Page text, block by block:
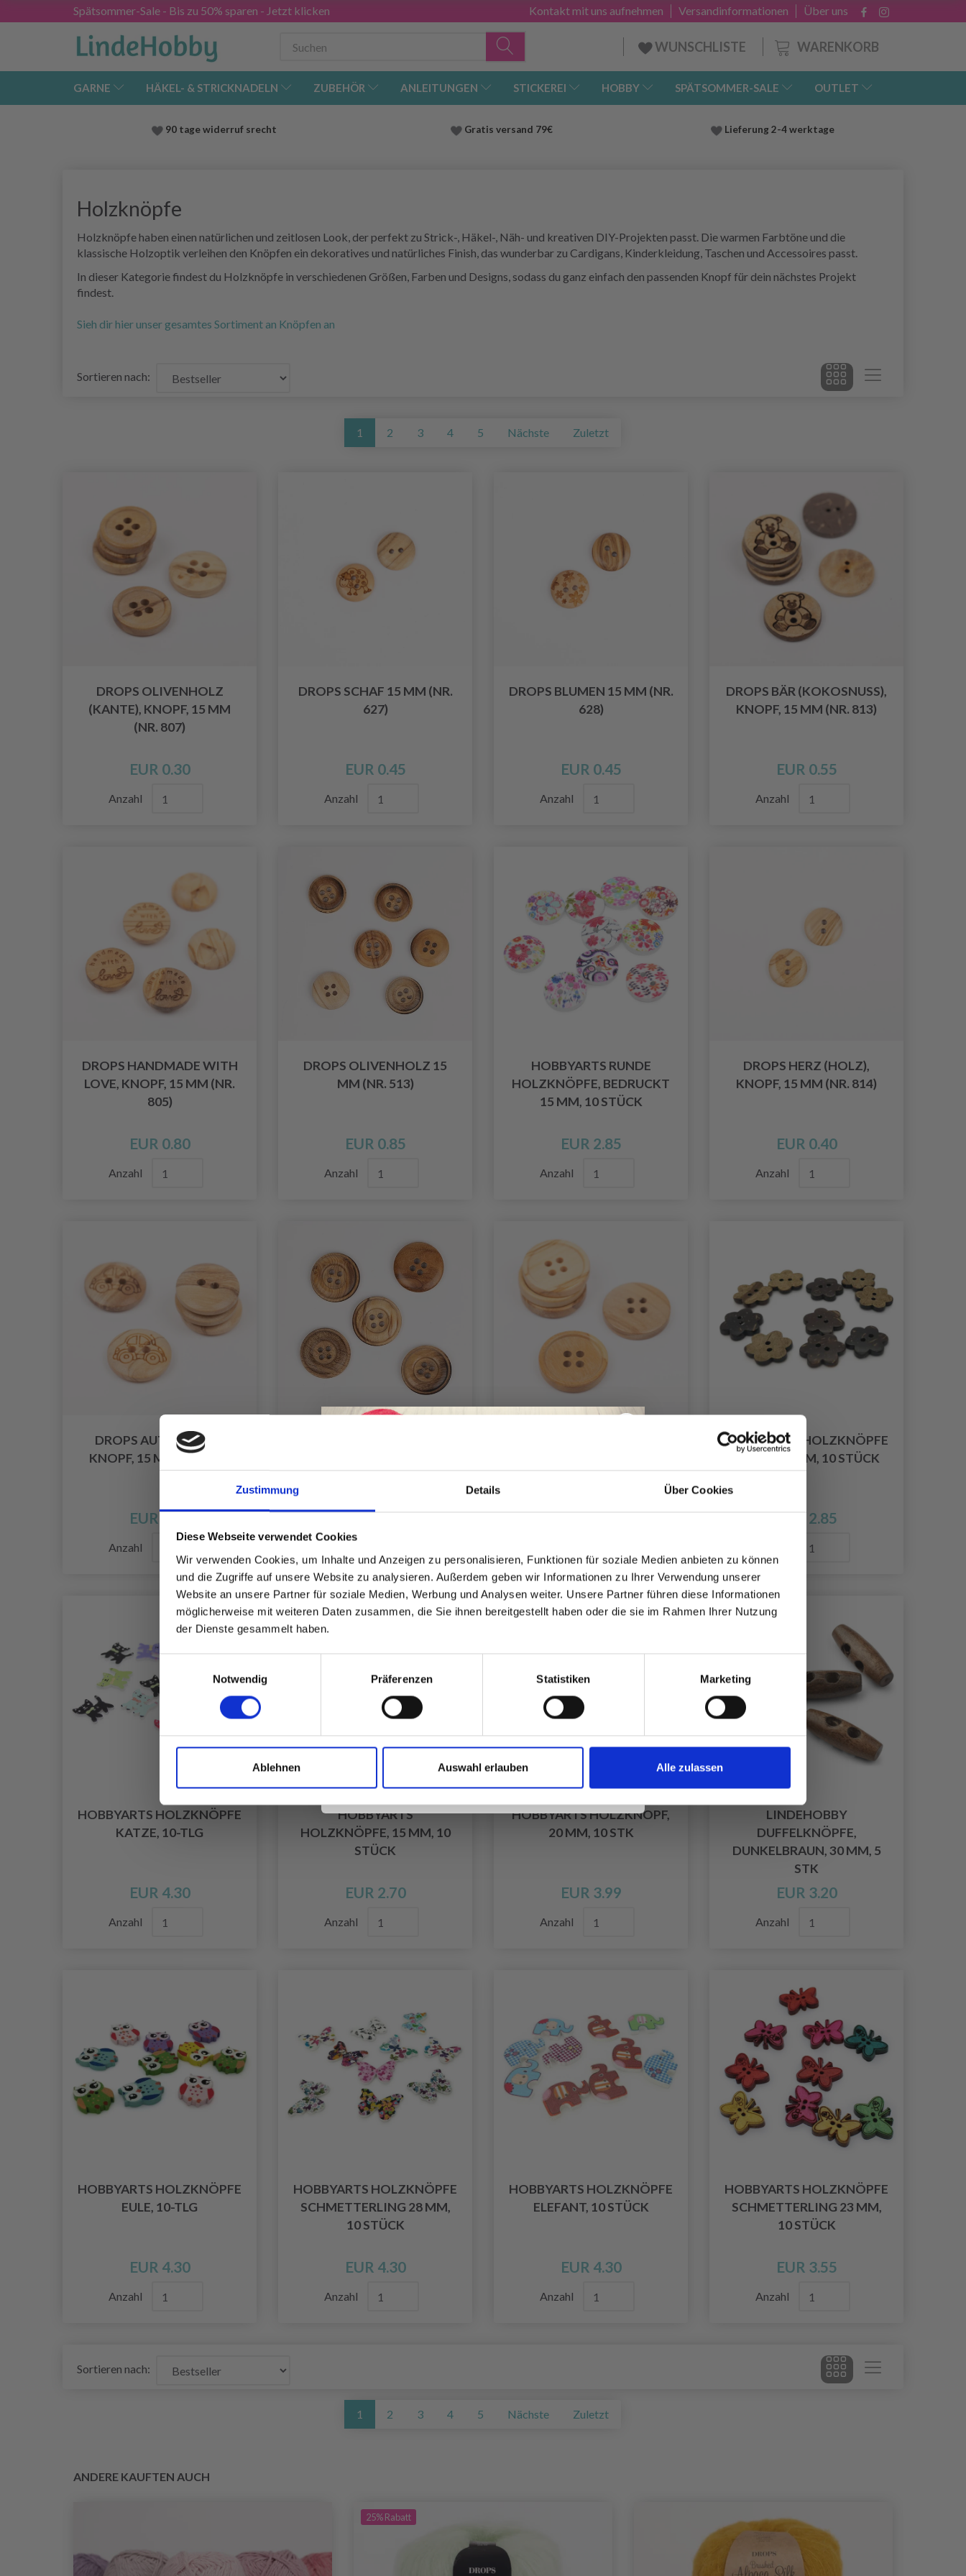
Zustimmung Details Über Cookies
Diese Webseite verwendet Cookies
Wir verwenden Cookies, um Inhalte und Anzeigen zu personalisieren, Funktionen für soziale Medien anbieten zu können
und die Zugriffe auf unsere Website zu analysieren. Außerdem geben wir Informationen zu Ihrer Verwendung unserer
Website an unsere Partner für soziale Medien, Werbung und Analysen weiter. Unsere Partner führen diese Informationen
möglicherweise mit weiteren Daten zusammen, die Sie ihnen bereitgestellt haben oder die sie im Rahmen Ihrer Nutzung
der Dienste gesammelt haben.
Notwendig
Präferenzen Statistiken Marketing
Ablehnen Auswahl erlauben Alle zulassen
Spätsommer-Sale - Bis zu 50% sparen - Jetzt klicken Über uns
Versandinformationen
Kontakt mit uns aufnehmen
WARENKORB
WUNSCHLISTE
GARNE HÄKEL- & STRICKNADELN ZUBEHÖR ANLEITUNGEN STICKEREI HOBBY SPÄTSOMMER-SALE OUTLET
90 tage widerruf srecht Gratis versand 79€ Lieferung 2-4 werktage
Holzknöpfe
Holzknöpfe haben einen natürlichen und zeitlosen Look, der perfekt zu Strick-, Häkel-, Näh- und kreativen DIY-Projekten passt. Die warmen Farbtöne und die
klassische Holzoptik verleihen den Knöpfen ein dekoratives und natürliches Finish, das wunderbar zu Cardigans, Kinderkleidung, Taschen und Accessoires passt.
In dieser Kategorie findest du Holzknöpfe in verschiedenen Größen, Farben und Designs, sodass du ganz einfach den passenden Knopf für dein nächstes Projekt
findest.
Sieh dir hier unser gesamtes Sortiment an Knöpfen an
Sortieren nach:
1 2 3 4 5 Nächste Zuletzt
DROPS OLIVENHOLZ
(KANTE), KNOPF, 15 MM
(NR. 807)
EUR 0.30
Anzahl
DROPS SCHAF 15 MM (NR.
627)
EUR 0.45
Anzahl
DROPS BLUMEN 15 MM (NR.
628)
EUR 0.45
Anzahl
DROPS BÄR (KOKOSNUSS),
KNOPF, 15 MM (NR. 813)
EUR 0.55
Anzahl
DROPS HANDMADE WITH
LOVE, KNOPF, 15 MM (NR.
805)
EUR 0.80
Anzahl
DROPS OLIVENHOLZ 15
MM (NR. 513)
EUR 0.85
Anzahl
HOBBYARTS RUNDE
HOLZKNÖPFE, BEDRUCKT
15 MM, 10 STÜCK
EUR 2.85
Anzahl
DROPS HERZ (HOLZ),
KNOPF, 15 MM (NR. 814)
EUR 0.40
Anzahl
DROPS AUTO (HOLZ),
KNOPF, 15 MM (NR. 806)
EUR 0.55
Anzahl
EUR 1.15 EUR 0.65
HOBBYARTS HOLZKNÖPFE
BLUME 17 MM, 10 STÜCK
EUR 2.85
HOBBYARTS HOLZKNÖPFE
KATZE, 10-TLG
EUR 4.30
Anzahl
HOBBYARTS
HOLZKNÖPFE, 15 MM, 10
STÜCK
EUR 2.70
Anzahl
HOBBYARTS HOLZKNOPF,
20 MM, 10 STK
EUR 3.99
Anzahl
LINDEHOBBY
DUFFELKNÖPFE,
DUNKELBRAUN, 30 MM, 5
STK
EUR 3.20
Anzahl
HOBBYARTS HOLZKNÖPFE
EULE, 10-TLG
EUR 4.30
Anzahl
HOBBYARTS HOLZKNÖPFE
SCHMETTERLING 28 MM,
10 STÜCK
EUR 4.30
Anzahl
HOBBYARTS HOLZKNÖPFE
ELEFANT, 10 STÜCK
EUR 4.30
Anzahl
HOBBYARTS HOLZKNÖPFE
SCHMETTERLING 23 MM,
10 STÜCK
EUR 3.55
Anzahl
Sortieren nach:
1 2 3 4 5 Nächste Zuletzt
ANDERE KAUFTEN AUCH
25%Rabatt
Werde ein Teil unserer Garn-Community
und erhalte exklusiven Zugang zu
inspirierenden Strickmustern und
Nein, danke